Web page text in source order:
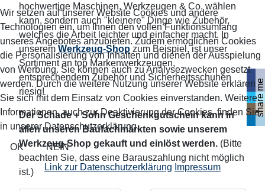
hochwertige Maschinen, Werkzeugen & Co. wählen
kann, sondern auch "kleinere" Dinge wie Zubehör,
welches die Arbeit leichter und einfacher macht. In
unserem Werkzeug-Shop zum Beispiel, ist unser
Sortiment an top Markenwerkzeugen,
entsprechendem Zubehör und Sicherheitsschuhen
riesig!
Der Schade + Sohn Geschenkgutschein kann in
allen unseren Baufachmärkten sowie unserem
Werkzeug-Shop gekauft und einlöst werden. (Bitte
beachten Sie, dass eine Barauszahlung nicht möglich
ist.)
share me
Wir setzen auf unserer Website Cookies und andere
Technologien ein, um Ihnen den vollen Funktionsumfang
unseres Angebotes anzubieten. Zudem ermöglichen Cookies
die Personalisierung von Inhalten und dienen der Ausspielung
von Werbung. Sie können auch zu Analysezwecken gesetzt
werden. Durch die weitere Nutzung unserer Website erklären
Sie sich mit dem Einsatz von Cookies einverstanden. Weitere
Informationen, auch zur Deaktivierung der Cookies, finden Sie
in unserer Datenschutzerklärung.
OK NEIN
Link zur Datenschutzerklärung Impressum